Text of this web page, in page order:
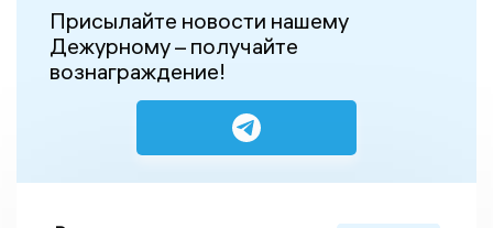
Присылайте новости нашему
Дежурному – получайте
вознаграждение!